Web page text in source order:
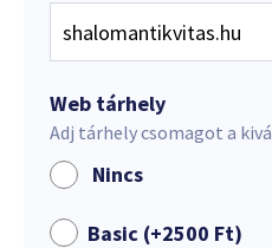
Web tárhely
Adj tárhely csomagot a
Nincs
Basic (+2500 Ft)